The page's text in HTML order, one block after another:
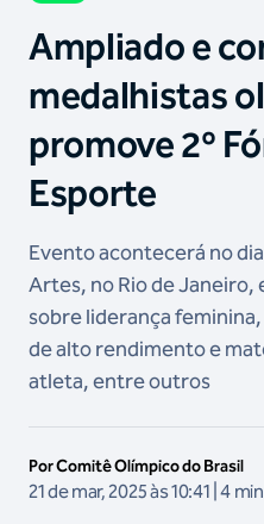
Ampliado e
medalhistas
promove 2º
Esporte
Evento acontecerá no
Artes, no Rio de Janeiro,
sobre liderança
de alto rendimento e
atleta, entre outros
Por Comitê Olímpico do Brasil
21 de mar, 2025 às 10:41 | 4